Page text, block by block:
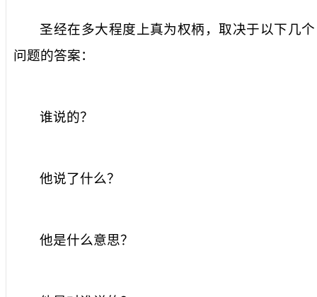
圣经在多大程度上真为权柄，取决于以下几个
问题的答案：
谁说的？
他说了什么？
他是什么意思？